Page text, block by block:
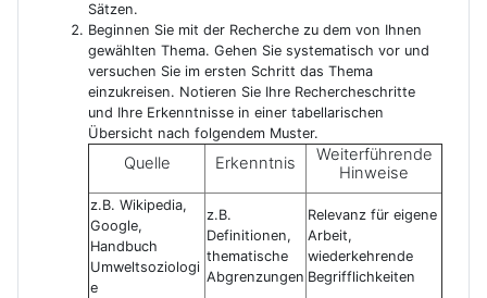
Sätzen.
Beginnen Sie mit der Recherche zu dem von Ihnen
gewählten Thema. Gehen Sie systematisch vor und
versuchen Sie im ersten Schritt das Thema
einzukreisen. Notieren Sie Ihre Rechercheschritte
und Ihre Erkenntnisse in einer tabellarischen
Übersicht nach folgendem Muster.
Quelle Erkenntnis
Weiterführende
Hinweise
z.B. Wikipedia,
Google,
Handbuch
Umweltsoziologi
e
z.B.
Definitionen,
thematische
Abgrenzungen
Relevanz für eigene
Arbeit,
wiederkehrende
Begrifflichkeiten